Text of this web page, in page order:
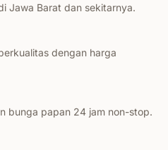
Jawa Barat dan sekitarnya.
dengan harga
bunga papan 24 jam non-stop.